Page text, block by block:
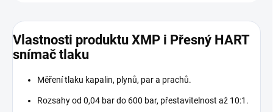
Vlastnosti produktu XMP i Přesný HART
snímač tlaku
Měření tlaku kapalin, plynů, par a prachů.
Rozsahy od 0,04 bar do 600 bar, přestavitelnost až 10:1.